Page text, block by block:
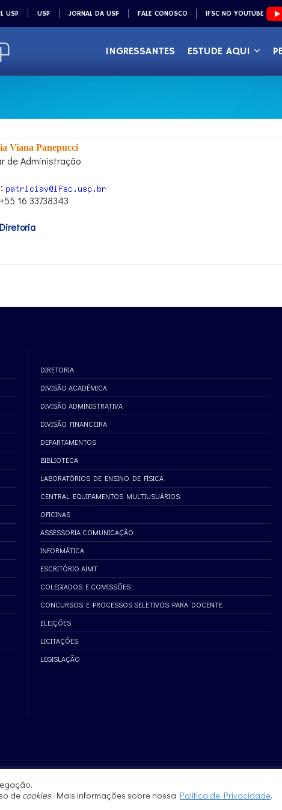
USP USP JORNAL DA USP FALE CONOSCO IFSC NO YOUTUBE
INGRESSANTES ESTUDE AQUI
Viana Panepucci
de Administração
16 33738343
DIRETORIA
DIVISÃO ACADÊMICA
DIVISÃO ADMINISTRATIVA
DIVISÃO FINANCEIRA
DEPARTAMENTOS
BIBLIOTECA
LABORATÓRIOS DE ENSINO DE FÍSICA
CENTRAL EQUIPAMENTOS MULTIUSUÁRIOS
OFICINAS
ASSESSORIA COMUNICAÇÃO
INFORMÁTICA
ESCRITÓRIO AIMT
COLEGIADOS E COMISSÕES
CONCURSOS E PROCESSOS SELETIVOS PARA DOCENTE
ELEIÇÕES
LICITAÇÕES
LEGISLAÇÃO
de cookies. Mais informações sobre nossa Política de Privacidade.